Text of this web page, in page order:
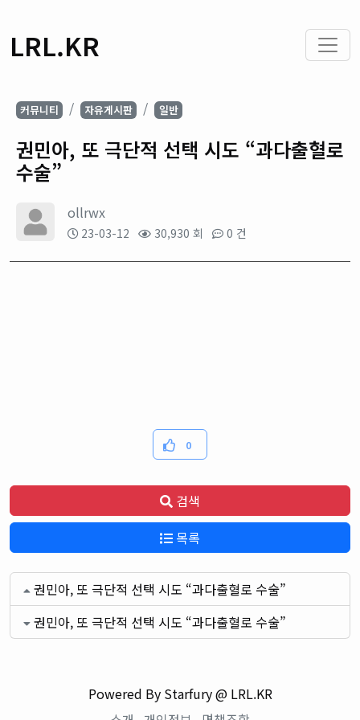
LRL.KR
커뮤니티 자유게시판 일반
권민아, 또 극단적 선택 시도 “과다출혈로
수술”
ollrwx
23-03-12 30,930 회 0 건
0
검색
목록
권민아, 또 극단적 선택 시도 “과다출혈로 수술”
권민아, 또 극단적 선택 시도 “과다출혈로 수술”
Powered By Starfury @ LRL.KR